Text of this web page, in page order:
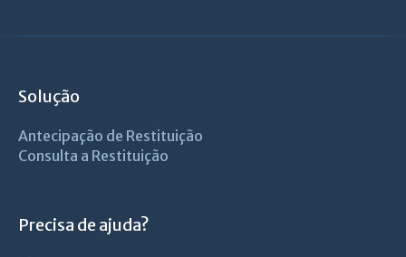
Solução
Antecipação de Restituição
Consulta a Restituição
Precisa de ajuda?